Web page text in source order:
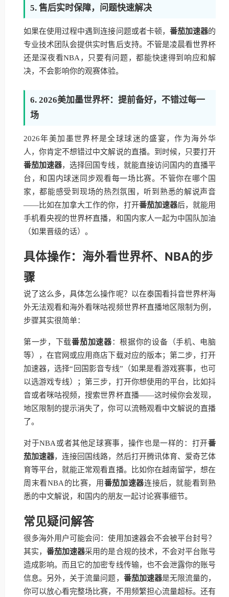
5. 售后实时保障，问题快速解决
如果在使用过程中遇到连接问题或者卡顿， 番茄加速器的
专业技术团队会提供实时售后支持。不管是凌晨看世界杯
还是深夜看NBA，只要有问题，都能快速得到响应和解
决，不会影响你的观赛体验。
6. 2026美加墨世界杯：提前备好，不错过每一
场
2026年美加墨世界杯是全球球迷的盛宴，作为海外华
人，你肯定不想错过中文解说的直播。到时候，只要打开
番茄加速器，选择回国专线，就能直接访问国内的直播平
台，和国内球迷同步观看每一场比赛。不管你在哪个国
家，都能感受到现场的热烈氛围，听到熟悉的解说声音
——比如在加拿大工作的你，打开番茄加速器后，就能用
手机看央视的世界杯直播，和国内家人一起为中国队加油
（如果晋级的话）。
具体操作：海外看世界杯、NBA的步
骤
说了这么多，具体怎么操作呢？以在泰国看抖音世界杯海
外无法观看和海外看咪咕视频世界杯直播地区限制为例，
步骤其实很简单：
第一步，下载番茄加速器：根据你的设备（手机、电脑
等），在官网或应用商店下载对应的版本；第二步，打开
加速器，选择“回国影音专线”（如果是看游戏赛事，也可
以选游戏专线）；第三步，打开你想使用的平台，比如抖
音或者咪咕视频，搜索世界杯直播——这时候你会发现，
地区限制的提示消失了，你可以流畅观看中文解说的直播
了。
对于NBA或者其他足球赛事，操作也是一样的：打开番
茄加速器，连接回国线路，然后打开腾讯体育、爱奇艺体
育等平台，就能正常观看直播。比如你在越南留学，想在
周末看NBA的比赛，用番茄加速器连接后，就能看到熟
悉的中文解说，和国内的朋友一起讨论赛事细节。
常见疑问解答
很多海外用户可能会问：使用加速器会不会被平台封号？
其实，番茄加速器采用的是合规的技术，不会对平台账号
造成影响。而且它的加密专线传输，也不会泄露你的账号
信息。另外，关于流量问题， 番茄加速器是无限流量的，
你可以放心看完整场比赛，不用频繁担心流量超标。还有